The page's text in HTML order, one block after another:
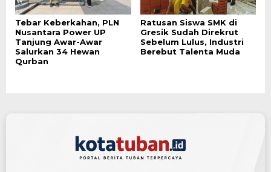
Tebar Keberkahan, PLN
Nusantara Power UP
Tanjung Awar-Awar
Salurkan 34 Hewan
Qurban
Ratusan Siswa SMK di
Gresik Sudah Direkrut
Sebelum Lulus, Industri
Berebut Talenta Muda